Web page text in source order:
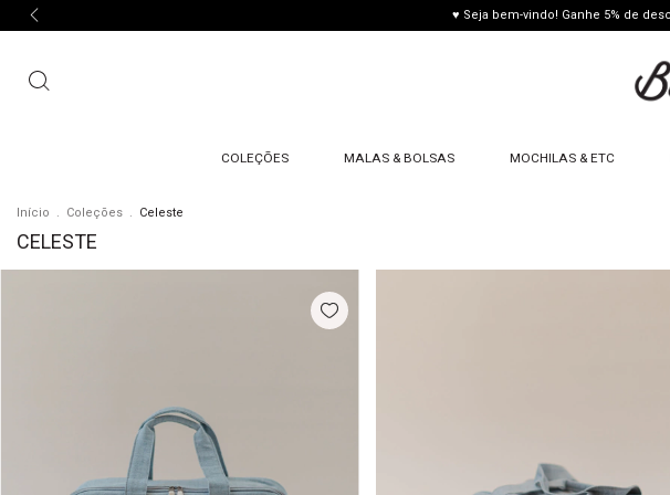
♥ Seja bem-vindo! Ganhe 5% de
COLEÇÕES MALAS & BOLSAS MOCHILAS & ETC
Início . Coleções . Celeste
CELESTE